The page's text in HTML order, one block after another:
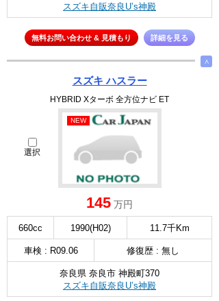
スズキ自販奈良U’s神殿
無料お問い合わせ & 見積もり 詳細を見る
∧
スズキ ハスラー
HYBRID Xターボ 全方位ナビ ET
選択
NEW
145 万円
660cc 1990(H02) 11.7千Km
車検 : R09.06 修復歴 : 無し
奈良県 奈良市 神殿町370
スズキ自販奈良U’s神殿